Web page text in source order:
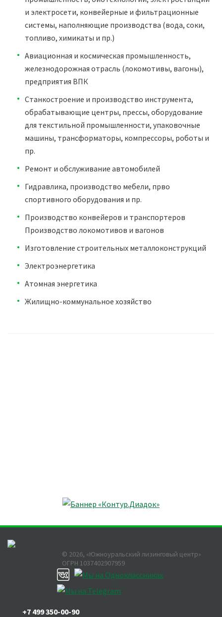
и электросети, конвейерные и фильтрационные
системы, наполняющие производства (вода, соки,
топливо, химикаты и пр.)
Авиационная и космическая промышленность,
железнодорожная отрасль (локомотивы, вагоны),
предприятия ВПК
Станкостроение и производство инструмента,
обрабатывающие центры, прессы, оборудование
для текстильной промышленности, упаковочные
машины, трансформаторы, компрессоры, роботы и
пр.
Ремонт и обслуживание автомобилей
Гидравлика, производство мебели, прво
спортивного оборудования и пр.
Производство конвейеров и транспортеров
Производство локомотивов и вагонов
Изготовление строительных металлоконструкций
Электроэнергетика
Атомная энергетика
Жилищно-коммунальное хозяйство
© 2026, «Южноуральский лизинговый центр»
ОГРН 1037402907959
+7 499 350-00-90